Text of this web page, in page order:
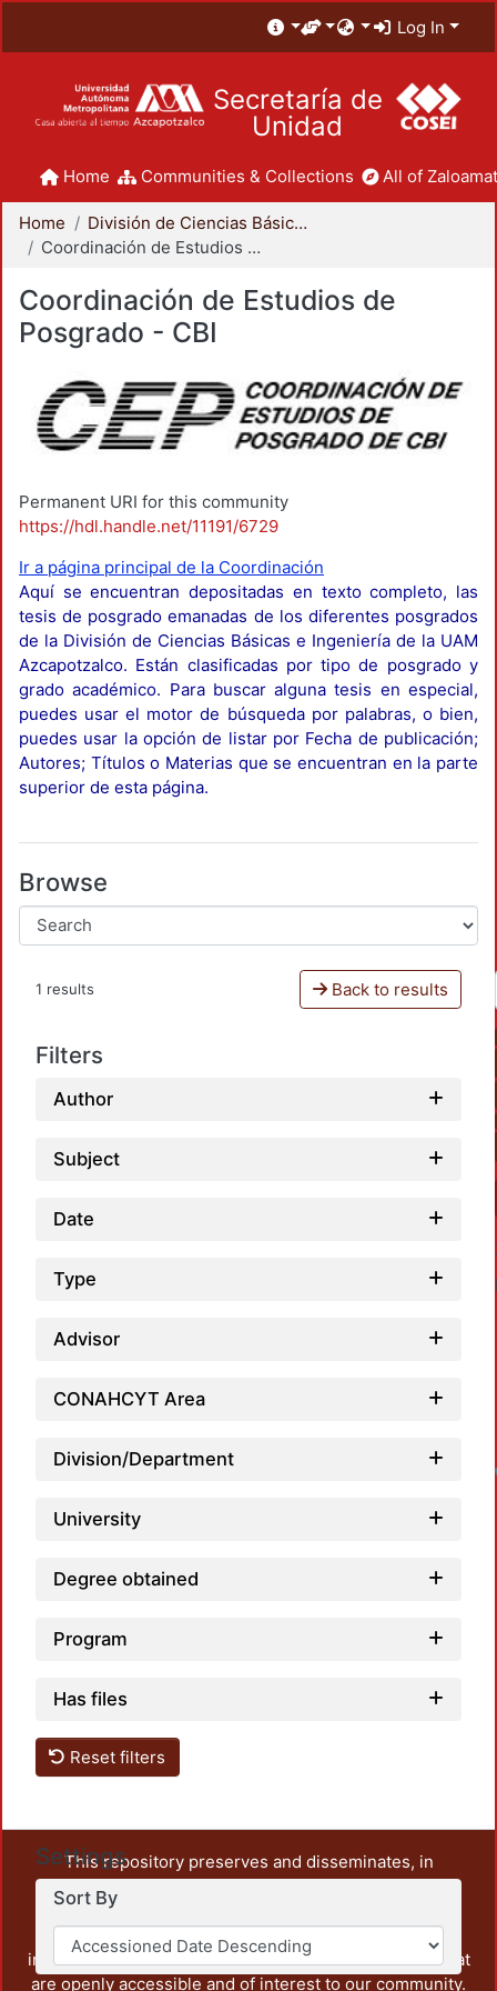
Log In
Secretaría de
Unidad
Home Communities & Collections All of
Home
División de Ciencias Básicas e Ingeniería
Coordinación de Estudios de Posgrado - CBI
Coordinación de Estudios de
Posgrado - CBI
Permanent URI for this community
https://hdl.handle.net/11191/6729
Ir a página principal de la Coordinación
Aquí se encuentran depositadas en texto completo, las
tesis de posgrado emanadas de los diferentes posgrados
de la División de Ciencias Básicas e Ingeniería de la UAM
Azcapotzalco. Están clasificadas por tipo de posgrado y
grado académico. Para buscar alguna tesis en especial,
puedes usar el motor de búsqueda por palabras, o bien,
puedes usar la opción de listar por Fecha de publicación;
Autores; Títulos o Materias que se encuentran en la parte
superior de esta página.
Browse
1 results Back to results
Filters
Author
Subject
Date
Type
Advisor
CONAHCYT Area
Division/Department
University
Degree obtained
Program
Has files
Reset filters
Settings
Sort By
This repository preserves and disseminates, in
unrestricted open access, the teaching and research
output of UAM Azcapotzalco. It also includes some
administrative and graphic documents from the
institution, as well as content from other institutions that
are openly accessible and of interest to our community.